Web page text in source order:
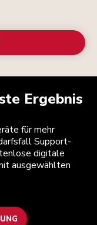
Ergebnis
für mehr
Support-
digitale
ausgewählten